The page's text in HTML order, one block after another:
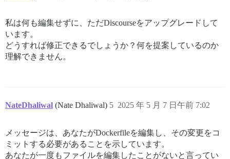
私は何も編集せずに、ただDiscourseをアップグレードして
います。
どうすれば修正できるでしょうか？何を提案しているのか
理解できません。
NateDhaliwal (Nate Dhaliwal) 2025 年 5 月 7 日午前 7:02
5
メッセージは、あなたがDockerfileを編集し、その変更をコ
ミットする必要があることを示しています。
あなたが一度もファイルを編集したことがないと言ってい